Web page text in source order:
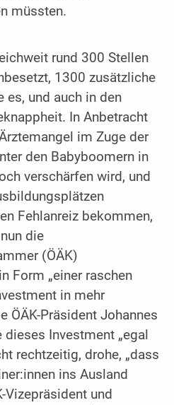
müssten.
rund 300 Stellen
1300 zusätzliche
es, und auch in den
In Anbetracht
im Zuge der
den Babyboomern in
verschärfen wird, und
Fehlanreiz bekommen,
die
(ÖÄK)
Form „einer raschen
in mehr
ÖÄK-Präsident Johannes
Investment „egal
rechtzeitig, drohe, „dass
ins Ausland
Vizepräsident und